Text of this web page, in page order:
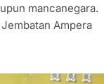
mancanegara.
Ampera